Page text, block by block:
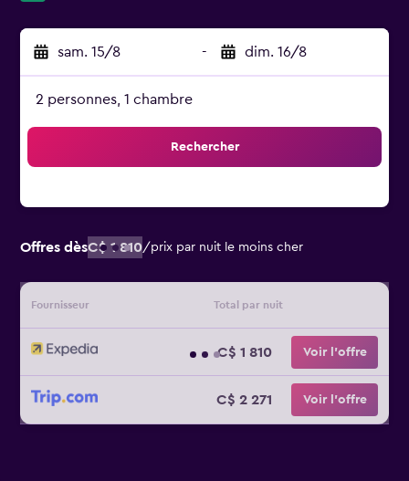
sam. 15/8 - dim. 16/8
2 personnes, 1 chambre
Rechercher
Offres dèsC$ 1 810/prix par nuit le moins cher
Fournisseur Total par nuit
C$ 1 810 Voir l’offre
C$ 2 271 Voir l’offre